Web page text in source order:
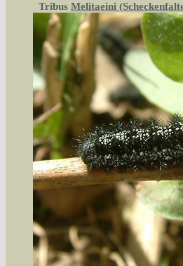
Tribus Melitaeini